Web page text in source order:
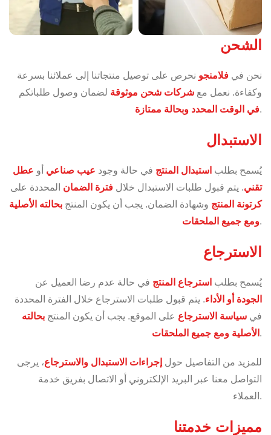
الشحن
نحن فيفلامنجو نحرص على توصيل منتجاتنا إلى عملائنا بسرعة
وكفاءة. نعمل معشركات شحن موثوقة لضمان وصول طلباتكم
في الوقت المحدد وبحالة ممتازة.
الاستبدال
يُسمح بطلب استبدال المنتج في حالة وجود عيب صناعي أو عطل
تقني. يتم قبول طلبات الاستبدال خلالفترة الضمان المحددة على
كرتونة المنتج وشهادة الضمان. يجب أن يكون المنتج بحالته الأصلية
ومع جميع الملحقات.
الاسترجاع
يُسمح بطلب استرجاع المنتج في حالة عدم رضا العميل عن
الجودة أو الأداء. يتم قبول طلبات الاسترجاع خلال الفترة المحددة
فيسياسة الاسترجاع على الموقع. يجب أن يكون المنتجبحالته
الأصلية ومع جميع الملحقات .
للمزيد من التفاصيل حول إجراءات الاستبدال والاسترجاع، يرجى
التواصل معنا عبر البريد الإلكتروني أو الاتصال بفريق خدمة
العملاء.
مميزات خدمتنا